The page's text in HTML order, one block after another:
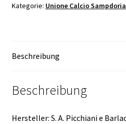
Kategorie: Unione Calcio
Beschreibung
Beschreibung
Hersteller: S. A. Picchiani e